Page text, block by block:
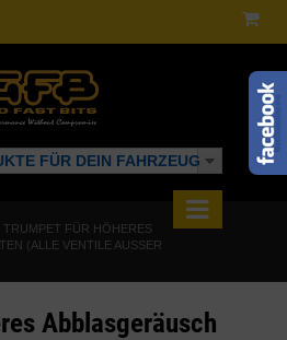
FÜR DEIN FAHRZEUG
TRUMPET FÜR HÖHERES
(ALLE VENTILE AUSSER T
Abblasgeräusch